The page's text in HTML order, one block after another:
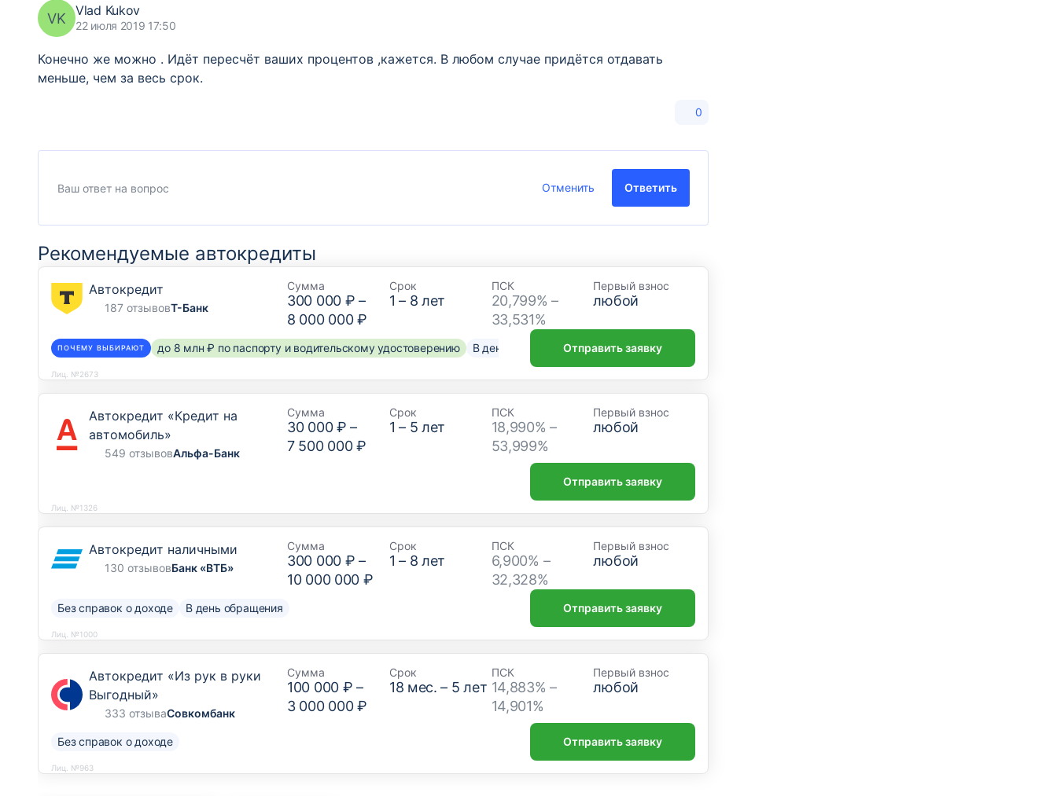
VK Vlad Kukov
22 июля 2019 17:50
Конечно же можно . Идёт пересчёт ваших процентов ,кажется. В любом случае придётся отдавать
меньше, чем за весь срок.
0
Отменить Ответить
Рекомендуемые автокредиты
Автокредит
187 отзывовТ-Банк
Сумма
300 000 ₽ –
8 000 000 ₽
Срок
1 – 8 лет
ПСК
20,799% –
33,531%
Первый взнос
любой
ПОЧЕМУ ВЫБИРАЮТ до 8 млн ₽ по паспорту и водительскому удостоверению В день обращенияОтправить заявку
Лиц. №2673
Автокредит «Кредит на
автомобиль»
549 отзывовАльфа-Банк
Сумма
30 000 ₽ –
7 500 000 ₽
Срок
1 – 5 лет
ПСК
18,990% –
53,999%
Первый взнос
любой
Отправить заявку
Лиц. №1326
Автокредит наличными
130 отзывовБанк «ВТБ»
Сумма
300 000 ₽ –
10 000 000 ₽
Срок
1 – 8 лет
ПСК
6,900% –
32,328%
Первый взнос
любой
Без справок о доходе В день обращения Отправить заявку
Лиц. №1000
Автокредит «Из рук в руки
Выгодный»
333 отзываСовкомбанк
Сумма
100 000 ₽ –
3 000 000 ₽
Срок
18 мес. – 5 лет
ПСК
14,883% –
14,901%
Первый взнос
любой
Без справок о доходе Отправить заявку
Лиц. №963